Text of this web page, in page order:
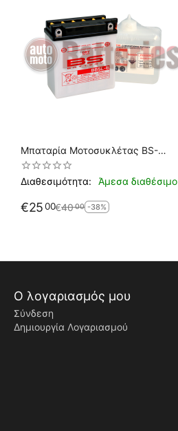
Μπαταρία Μοτοσυκλέτας BS-
BATTERY BB5L-B DRY 5.3AH 65EN
Αντιστοιχία YB5L-B
Διαθεσιμότητα: Άμεσα διαθέσιμο
€2500€4000 -38%
Ο λογαριασμός μου
Σύνδεση
Δημιουργία Λογαριασμού